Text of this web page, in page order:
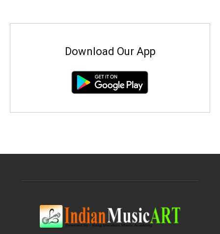
Download Our App